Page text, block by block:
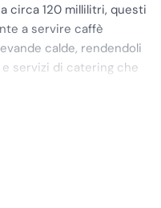
circa 120 millilitri, questi
a servire caffè
calde, rendendoli
servizi di catering che
di
raffinato
sia moderni che